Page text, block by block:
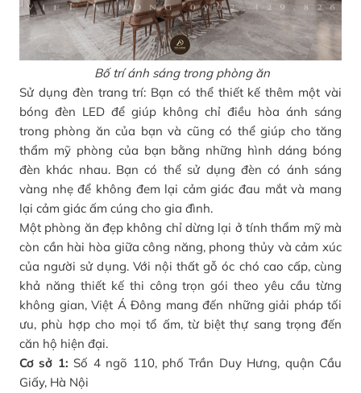
Bố trí ánh sáng trong phòng ăn
Sử dụng đèn trang trí: Bạn có thể thiết kế thêm một vài
bóng đèn LED để giúp không chỉ điều hòa ánh sáng
trong phòng ăn của bạn và cũng có thể giúp cho tăng
thẩm mỹ phòng của bạn bằng những hình dáng bóng
đèn khác nhau. Bạn có thể sử dụng đèn có ánh sáng
vàng nhẹ để không đem lại cảm giác đau mắt và mang
lại cảm giác ấm cúng cho gia đình.
Một phòng ăn đẹp không chỉ dừng lại ở tính thẩm mỹ mà
còn cần hài hòa giữa công năng, phong thủy và cảm xúc
của người sử dụng. Với nội thất gỗ óc chó cao cấp, cùng
khả năng thiết kế thi công trọn gói theo yêu cầu từng
không gian, Việt Á Đông mang đến những giải pháp tối
ưu, phù hợp cho mọi tổ ấm, từ biệt thự sang trọng đến
căn hộ hiện đại.
Cơ sở 1: Số 4 ngõ 110, phố Trần Duy Hưng, quận Cầu
Giấy, Hà Nội